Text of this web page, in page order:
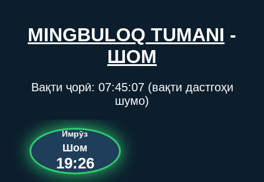
MINGBULOQ TUMANI -
ШОМ
Вақти ҷорӣ: 07:45:08(вақти дастгоҳи
шумо)
Имрӯз
Шом
19:26